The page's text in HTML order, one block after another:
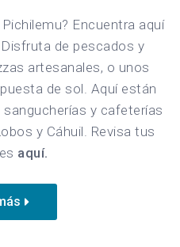
Encuentra aquí
de pescados y
artesanales, o unos
de sol. Aquí están
y cafeterías
y Cáhuil. Revisa tus
aquí.